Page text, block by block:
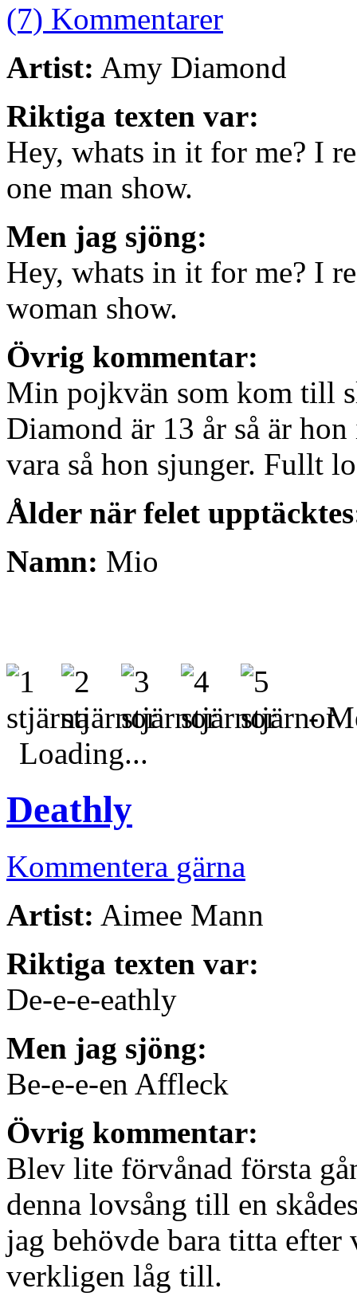
(7) Kommentarer
Artist: Amy Diamond
Riktiga texten var:
Hey, whats in it for me? I
one man show.
Men jag sjöng:
Hey, whats in it for me? I
woman show.
Övrig kommentar:
Min pojkvän som kom till
Diamond är 13 år så är
vara så hon sjunger. Fullt
Ålder när felet
Namn: Mio
-
Loading...
Deathly
Kommentera gärna
Artist: Aimee Mann
Riktiga texten var:
De-e-e-eathly
Men jag sjöng:
Be-e-e-en Affleck
Övrig kommentar:
Blev lite förvånad första
denna lovsång till en
jag behövde bara titta
verkligen låg till.